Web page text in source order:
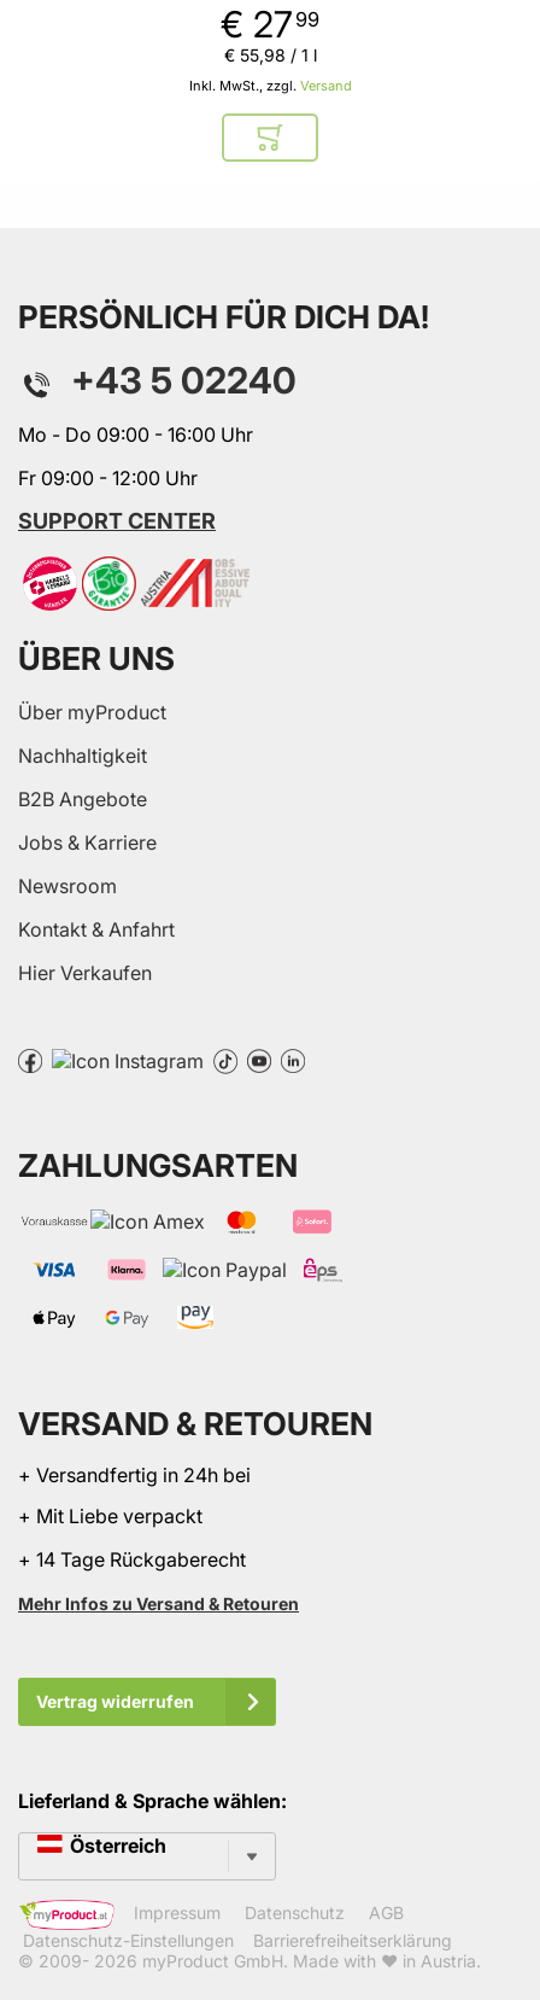
€ 27 99
Inkl. MwSt., zzgl. Versand
€ 55,98 / 1 l
In den Warenkorb
PERSÖNLICH FÜR DICH DA!
+43 5 02240
Mo - Do 09:00 - 16:00 Uhr
Fr 09:00 - 12:00 Uhr
SUPPORT CENTER
ÜBER UNS
Über myProduct
Nachhaltigkeit
B2B Angebote
Jobs & Karriere
Newsroom
Kontakt & Anfahrt
Hier Verkaufen
ZAHLUNGSARTEN
VERSAND & RETOUREN
+ Versandfertig in 24h bei
+ Mit Liebe verpackt
+ 14 Tage Rückgaberecht
Mehr Infos zu Versand & Retouren
Vertrag widerrufen
Lieferland & Sprache wählen:
SpracheÖsterreich
Impressum Datenschutz
AGB
Datenschutz-Einstellungen
Barrierefreiheitserklärung
© 2009- 2026 myProduct GmbH. Made with ❤ in Austria.